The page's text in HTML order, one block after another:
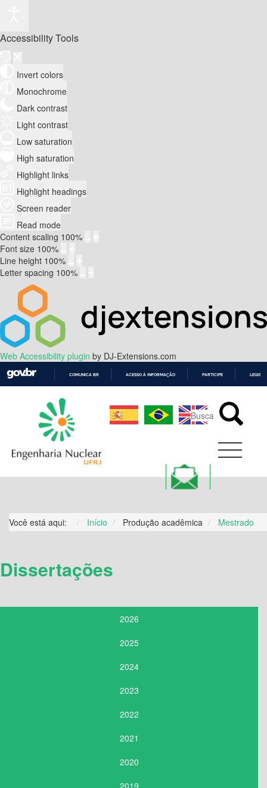
Accessibility Tools
Invert colors
Monochrome
Dark contrast
Light contrast
Low saturation
High saturation
Highlight links
Highlight headings
Screen reader
Read mode
Content scaling 100%
Font size 100%
Line height 100%
Letter spacing 100%
Web Accessibility plugin by DJ-Extensions.com
CONTEÚDO
COMUNICA BR ACESSO À INFORMAÇÃO PARTICIPE
Você está aqui: Início Produção acadêmica Mestrado
Dissertações
2026
2025
2024
2023
2022
2021
2020
2019